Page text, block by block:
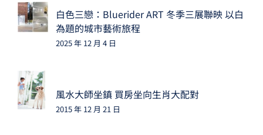
白色三戀：Bluerider ART 冬季三展聯映 以白
為題的城市藝術旅程
2025 年 12 月 4 日
風水大師坐鎮 買房坐向生肖大配對
2015 年 12 月 21 日